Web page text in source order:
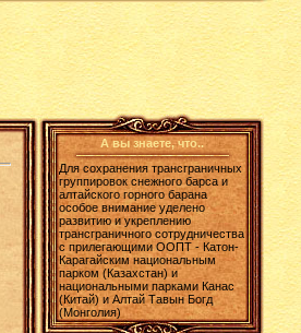
А вы знаете, что..
Для сохранения трансграничных
группировок снежного барса и
алтайского горного барана
особое внимание уделено
развитию и укреплению
трансграничного сотрудничества
с прилегающими ООПТ - Катон-
Карагайским национальным
парком (Казахстан) и
национальными парками Канас
(Китай) и Алтай Тавын Богд
(Монголия)